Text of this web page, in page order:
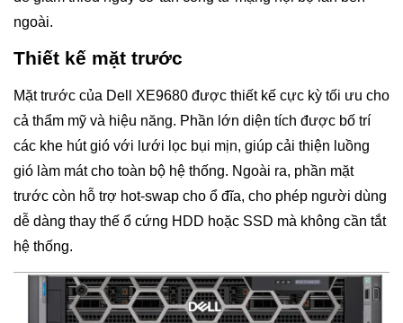
ngoài.
Thiết kế mặt trước
Mặt trước của Dell XE9680 được thiết kế cực kỳ tối ưu cho
cả thẩm mỹ và hiệu năng. Phần lớn diện tích được bố trí
các khe hút gió với lưới lọc bụi mịn, giúp cải thiện luồng
gió làm mát cho toàn bộ hệ thống. Ngoài ra, phần mặt
trước còn hỗ trợ hot-swap cho ổ đĩa, cho phép người dùng
dễ dàng thay thế ổ cứng HDD hoặc SSD mà không cần tắt
hệ thống.